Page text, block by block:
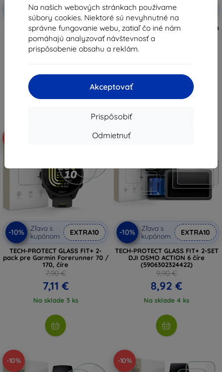
Na našich webových stránkach používame
súbory cookies. Niektoré sú nevyhnutné na
správne fungovanie webu, zatiaľ čo iné nám
pomáhajú analyzovať návštevnosť a
prispôsobenie obsahu a reklám.
Akceptovať
Prispôsobiť
Odmietnuť
Zľava s
kupónom
EXTRA10
Tactical Glass Shield 5D pre
Samsung Galaxy Z Flip 8, čierne,
vonkajšie, 57983130475
8,91 €
Na sklade > 5 ks
-10%
Zľava s
kupónom
Taktické sklo s ochranným štítom
pre Xiaomi Pad 7/8/8 Pro, číre
(57983130431)
Na sklade > 5 ks
-10%
Zľava s
kupónom
EXTRA10
TECH-PROTECT GLASS FIT+ 2-
pack pre Garmin Forerunner 70 /
170, číre
7,90 €
7,11 €
Na sklade 3 ks
-10%
-10%
Zľava s
kupónom
EXTRA10
TECH-PROTECT GLASS FIT+ 2-SET
DJI OSMO ACTION 6 číre
(5906302324422)
9,90 €
8,92 €
Na sklade 4 ks
-10% -10%